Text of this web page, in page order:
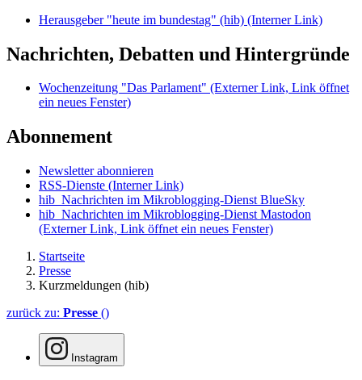
Herausgeber "heute im bundestag" (hib) (Interner Link)
Nachrichten, Debatten und Hintergründe
Wochenzeitung "Das Parlament" (Externer Link, Link öffnet
ein neues Fenster)
Abonnement
Newsletter abonnieren
RSS-Dienste (Interner Link)
hib_Nachrichten im Mikroblogging-Dienst BlueSky
hib_Nachrichten im Mikroblogging-Dienst Mastodon
(Externer Link, Link öffnet ein neues Fenster)
Startseite
Presse
Kurzmeldungen (hib)
zurück zu: Presse ()
Instagram